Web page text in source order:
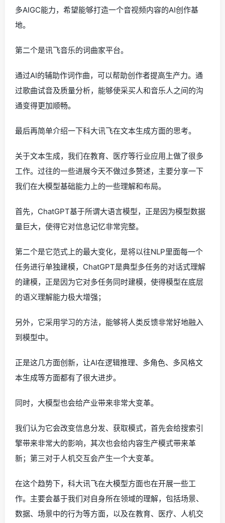
多AIGC能力，希望能够打造一个音视频内容的AI创作基
地。
第二个是讯飞音乐的词曲家平台。
通过AI的辅助作词作曲，可以帮助创作者提高生产力。通
过歌曲试音及质量分析，能够使采买人和音乐人之间的沟
通变得更加顺畅。
最后再简单介绍一下科大讯飞在文本生成方面的思考。
关于文本生成，我们在教育、医疗等行业应用上做了很多
工作。过往的一些进展今天不做过多赘述，主要分享一下
我们在大模型基础能力上的一些理解和布局。
首先，ChatGPT基于所谓大语言模型，正是因为模型数据
量巨大，使得它对信息记忆非常完整。
第二个是它范式上的最大变化，是将以往NLP里面每一个
任务进行单独建模，ChatGPT是典型多任务的对话式理解
的建模，正是因为它对多任务同时建模，使得模型在底层
的语义理解能力极大增强；
另外，它采用学习的方法，能够将人类反馈非常好地融入
到模型中。
正是这几方面创新，让AI在逻辑推理、多角色、多风格文
本生成等方面都有了很大进步。
同时，大模型也会给产业带来非常大变革。
我们认为它会改变信息分发、获取模式，首先会给搜索引
擎带来非常大的影响，其次也会给内容生产模式带来革
新；第三对于人机交互会产生一个大变革。
在这个趋势下，科大讯飞在大模型方面也在开展一些工
作。主要会基于我们对自身所在领域的理解，包括场景、
数据、场景中的行为等方面，以及在教育、医疗、人机交